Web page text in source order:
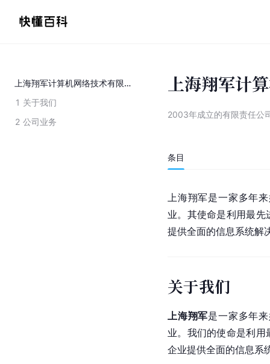
上海翔军计算机网络技术有限公司
1 关于我们
2 公司业务
上海翔军计
2003年成立的有限责任公
条目
上海翔军是一家多年
业。其使命是利用最
提供全面的信息系统解
关于我们
上海翔军是一家多年
业。我们的使命是利
企业提供全面的信息系